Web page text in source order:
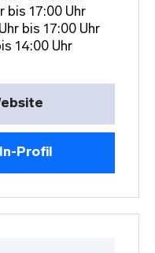
bis 17:00 Uhr
bis 17:00 Uhr
14:00 Uhr
Profil